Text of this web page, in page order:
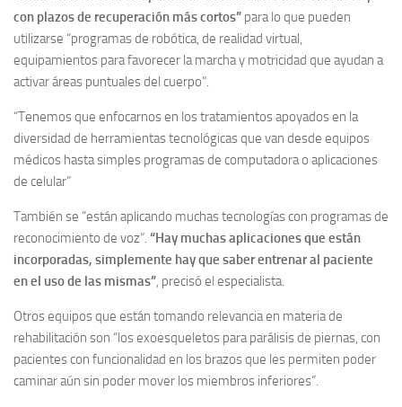
con plazos de recuperación más cortos” para lo que pueden
utilizarse “programas de robótica, de realidad virtual,
equipamientos para favorecer la marcha y motricidad que ayudan a
activar áreas puntuales del cuerpo”.
“Tenemos que enfocarnos en los tratamientos apoyados en la
diversidad de herramientas tecnológicas que van desde equipos
médicos hasta simples programas de computadora o aplicaciones
de celular”
También se “están aplicando muchas tecnologías con programas de
reconocimiento de voz”. “Hay muchas aplicaciones que están
incorporadas, simplemente hay que saber entrenar al paciente
en el uso de las mismas”, precisó el especialista.
Otros equipos que están tomando relevancia en materia de
rehabilitación son “los exoesqueletos para parálisis de piernas, con
pacientes con funcionalidad en los brazos que les permiten poder
caminar aún sin poder mover los miembros inferiores”.